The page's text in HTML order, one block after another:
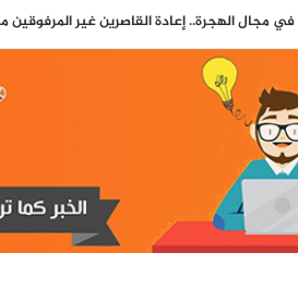
في مجال الهجرة.. إعادة القاصرين غير